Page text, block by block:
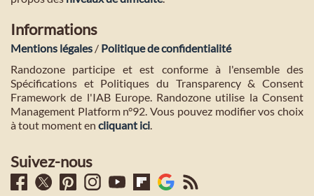
Informations
Mentions légales / Politique de confidentialité
Randozone participe et est conforme à l'ensemble des
Spécifications et Politiques du Transparency & Consent
Framework de l'IAB Europe. Randozone utilise la Consent
Management Platform n°92. Vous pouvez modifier vos choix
à tout moment en cliquant ici.
Suivez-nous